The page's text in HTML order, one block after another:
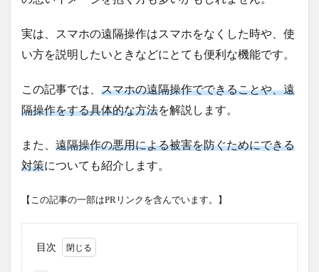
実は、スマホの遠隔操作はスマホをなくした時や、使
い方を説明したいときなどにとても便利な機能です。
この記事では、 スマホの遠隔操作でできることや、遠
隔操作をする具体的な方法を解説します。
また、 遠隔操作の悪用による被害を防ぐためにできる
対策についても紹介します。
【この記事の一部はPRリンクを含んでいます。】
目次